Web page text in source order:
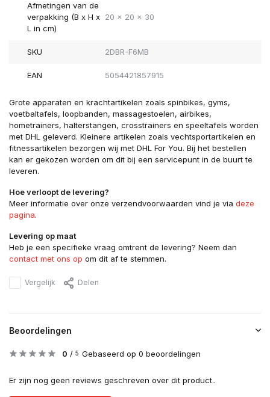
Afmetingen van de
verpakking (B x H x
L in cm)
20 x 20 x 30
SKU 2DBR-F6MB
EAN 5054421857915
Grote apparaten en krachtartikelen zoals spinbikes, gyms,
voetbaltafels, loopbanden, massagestoelen, airbikes,
hometrainers, halterstangen, crosstrainers en speeltafels worden
met DHL geleverd. Kleinere artikelen zoals vechtsportartikelen en
fitnessartikelen bezorgen wij met DHL For You. Bij het bestellen
kan er gekozen worden om dit bij een servicepunt in de buurt te
leveren.
Hoe verloopt de levering?
Meer informatie over onze verzendvoorwaarden vind je via deze
pagina.
Levering op maat
Heb je een specifieke vraag omtrent de levering? Neem dan
contact met ons op om dit af te stemmen.
Vergelijk Delen
Beoordelingen
0 / 5 Gebaseerd op 0 beoordelingen
Er zijn nog geen reviews geschreven over dit product..